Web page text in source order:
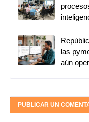
las
aún
PUBLICAR UN